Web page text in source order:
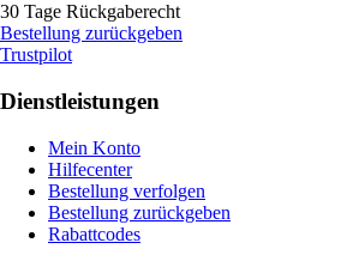
30 Tage Rückgaberecht
Bestellung zurückgeben
Trustpilot
Dienstleistungen
Mein Konto
Hilfecenter
Bestellung verfolgen
Bestellung zurückgeben
Rabattcodes